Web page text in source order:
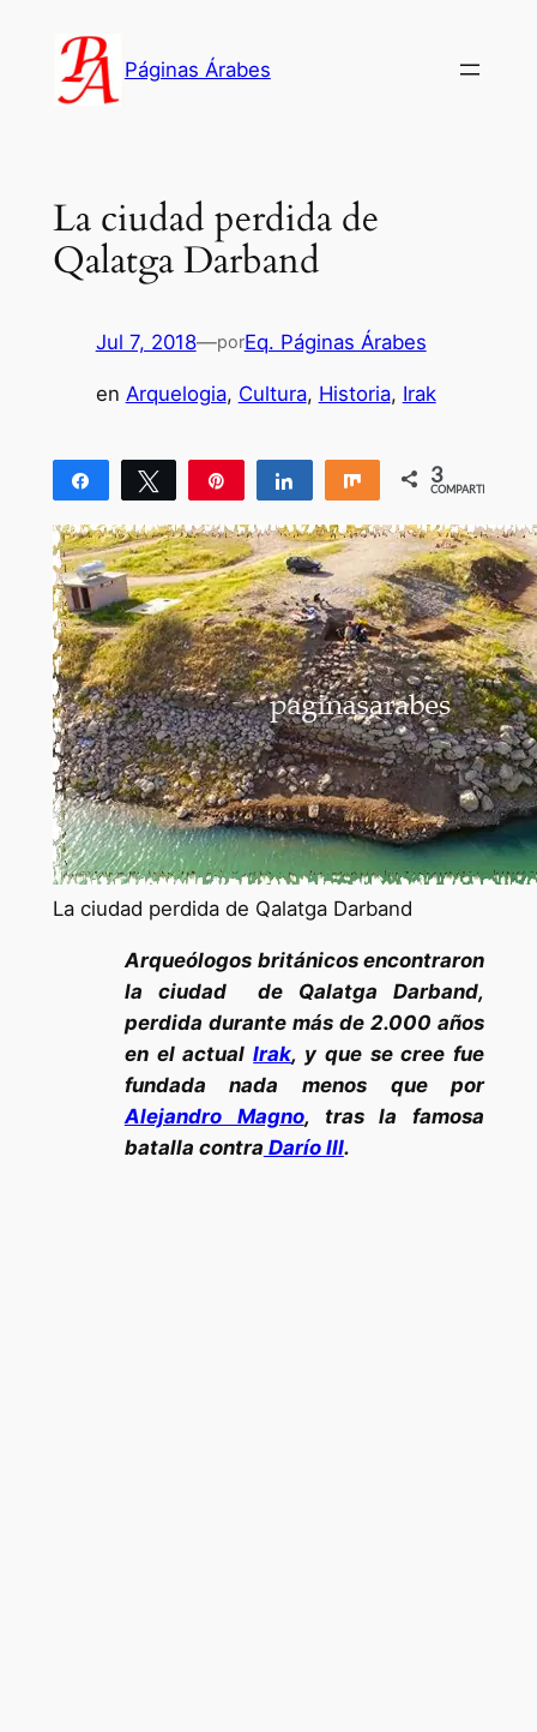
contenido
Páginas Árabes
La ciudad perdida de
Qalatga Darband
Jul 7, 2018—porEq. Páginas Árabes
en Arquelogia, Cultura, Historia, Irak
Compartir Twittear Compartir Compartir
3
COMPARTIR
La ciudad perdida de Qalatga Darband
Arqueólogos británicos encontraron
la ciudad de Qalatga Darband,
perdida durante más de 2.000 años
en el actualIrak, y que se cree fue
fundada nada menos que por
Alejandro Magno, tras la famosa
batalla contra Darío III.